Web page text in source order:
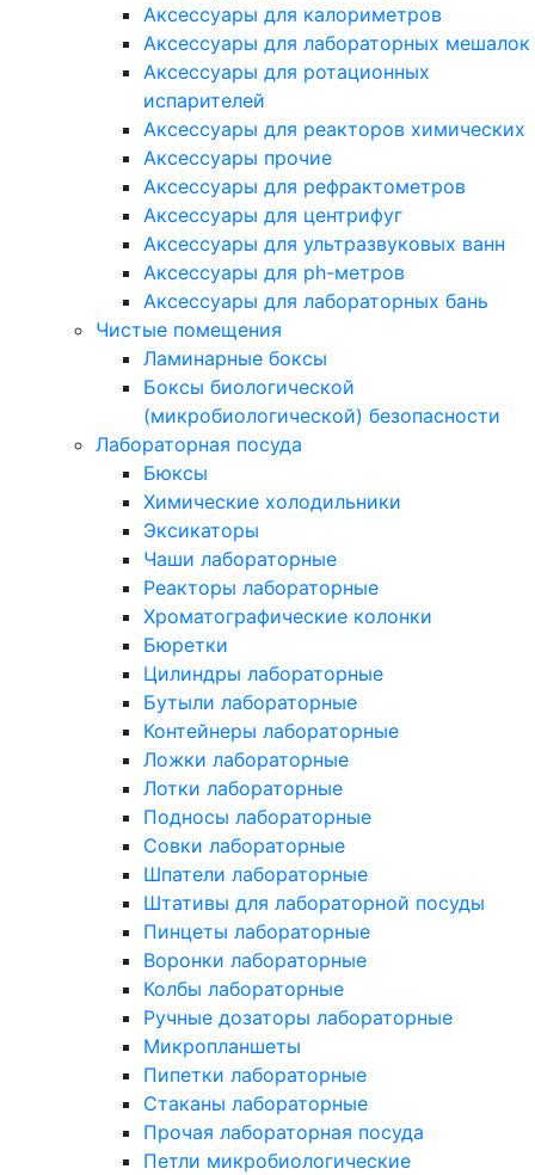
Аксессуары для калориметров
Аксессуары для лабораторных мешалок
Аксессуары для ротационных
испарителей
Аксессуары для реакторов химических
Аксессуары прочие
Аксессуары для рефрактометров
Аксессуары для центрифуг
Аксессуары для ультразвуковых ванн
Аксессуары для ph-метров
Аксессуары для лабораторных бань
Чистые помещения
Ламинарные боксы
Боксы биологической
(микробиологической) безопасности
Лабораторная посуда
Бюксы
Химические холодильники
Эксикаторы
Чаши лабораторные
Реакторы лабораторные
Хроматографические колонки
Бюретки
Цилиндры лабораторные
Бутыли лабораторные
Контейнеры лабораторные
Ложки лабораторные
Лотки лабораторные
Подносы лабораторные
Совки лабораторные
Шпатели лабораторные
Штативы для лабораторной посуды
Пинцеты лабораторные
Воронки лабораторные
Колбы лабораторные
Ручные дозаторы лабораторные
Микропланшеты
Пипетки лабораторные
Стаканы лабораторные
Прочая лабораторная посуда
Петли микробиологические